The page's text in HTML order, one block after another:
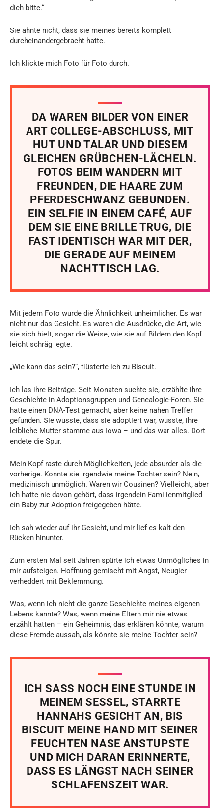
dich bitte.“
Sie ahnte nicht, dass sie meines bereits komplett
durcheinandergebracht hatte.
Ich klickte mich Foto für Foto durch.
DA WAREN BILDER VON EINER
ART COLLEGE-ABSCHLUSS, MIT
HUT UND TALAR UND DIESEM
GLEICHEN GRÜBCHEN-LÄCHELN.
FOTOS BEIM WANDERN MIT
FREUNDEN, DIE HAARE ZUM
PFERDESCHWANZ GEBUNDEN.
EIN SELFIE IN EINEM CAFÉ, AUF
DEM SIE EINE BRILLE TRUG, DIE
FAST IDENTISCH WAR MIT DER,
DIE GERADE AUF MEINEM
NACHTTISCH LAG.
Mit jedem Foto wurde die Ähnlichkeit unheimlicher. Es war
nicht nur das Gesicht. Es waren die Ausdrücke, die Art, wie
sie sich hielt, sogar die Weise, wie sie auf Bildern den Kopf
leicht schräg legte.
„Wie kann das sein?“, flüsterte ich zu Biscuit.
Ich las ihre Beiträge. Seit Monaten suchte sie, erzählte ihre
Geschichte in Adoptionsgruppen und Genealogie-Foren. Sie
hatte einen DNA-Test gemacht, aber keine nahen Treffer
gefunden. Sie wusste, dass sie adoptiert war, wusste, ihre
leibliche Mutter stamme aus Iowa – und das war alles. Dort
endete die Spur.
Mein Kopf raste durch Möglichkeiten, jede absurder als die
vorherige. Konnte sie irgendwie meine Tochter sein? Nein,
medizinisch unmöglich. Waren wir Cousinen? Vielleicht, aber
ich hatte nie davon gehört, dass irgendein Familienmitglied
ein Baby zur Adoption freigegeben hätte.
Ich sah wieder auf ihr Gesicht, und mir lief es kalt den
Rücken hinunter.
Zum ersten Mal seit Jahren spürte ich etwas Unmögliches in
mir aufsteigen. Hoffnung gemischt mit Angst, Neugier
verheddert mit Beklemmung.
Was, wenn ich nicht die ganze Geschichte meines eigenen
Lebens kannte? Was, wenn meine Eltern mir nie etwas
erzählt hatten – ein Geheimnis, das erklären könnte, warum
diese Fremde aussah, als könnte sie meine Tochter sein?
ICH SASS NOCH EINE STUNDE IN
MEINEM SESSEL, STARRTE
HANNAHS GESICHT AN, BIS
BISCUIT MEINE HAND MIT SEINER
FEUCHTEN NASE ANSTUPSTE
UND MICH DARAN ERINNERTE,
DASS ES LÄNGST NACH SEINER
SCHLAFENSZEIT WAR.